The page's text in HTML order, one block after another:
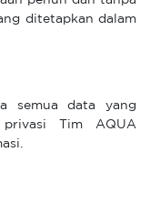
ditetapkan dalam
semua data yang
privasi Tim AQUA